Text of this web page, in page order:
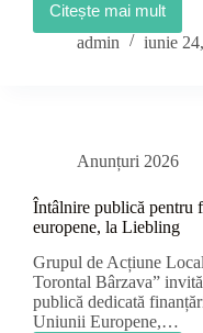
Citește mai mult
Întâlnire
publică
Mare
admin iunie
Anunțuri 2026
Întâlnire publică pentru
europene, la Liebling
Grupul de Acțiune
Torontal Bârzava”
publică dedicată
Uniunii Europene,…